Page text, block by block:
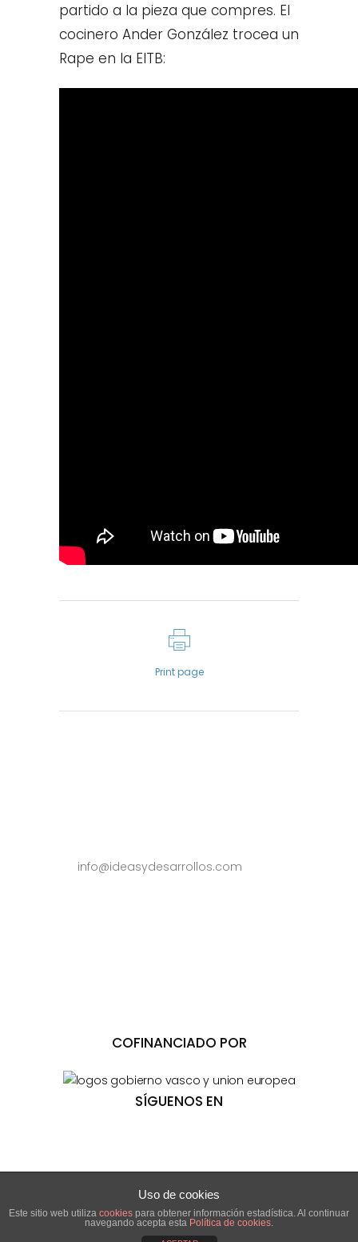
partido a la pieza que compres. El
cocinero Ander González trocea un
Rape en la EITB:
Print page
info@ideasydesarrollos.com
COFINANCIADO POR
SÍGUENOS EN
© OPPAO, 2018 ·Aviso Legal·Política de privacidad
Uso de cookies
Este sitio web utiliza cookies para obtener información estadística. Al continuar
navegando acepta esta Política de cookies.